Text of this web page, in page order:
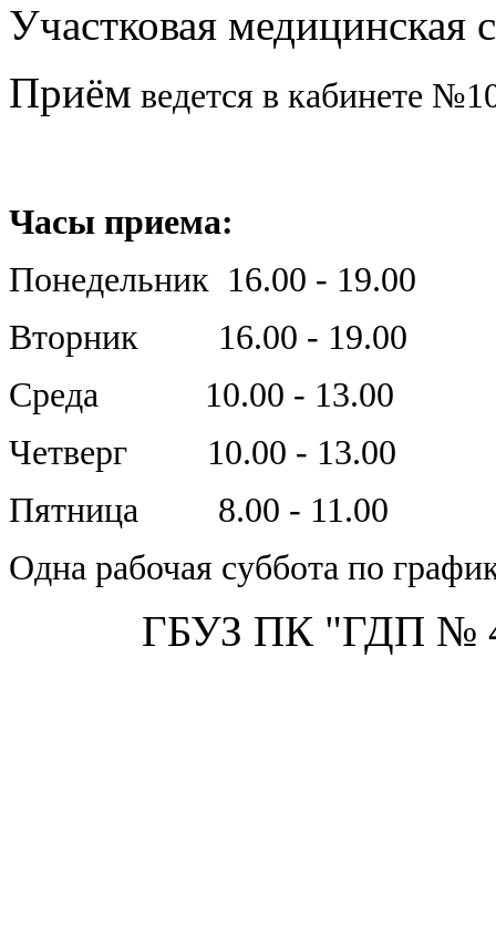
Участковая медицинская
Приём ведется в кабинете
Часы приема:
Понедельник 16.00 - 19.00
Вторник 16.00 - 19.00
Среда 10.00 - 13.00
Четверг 10.00 - 13.00
Пятница 8.00 - 11.00
Одна рабочая суббота по
ГБУЗ ПК "ГДП №